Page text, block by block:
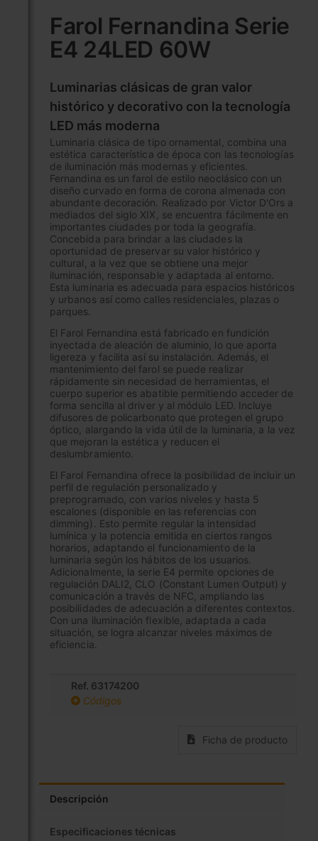
Farol Fernandina Serie
E4 24LED 60W
Luminarias clásicas de gran valor
histórico y decorativo con la tecnología
LED más moderna
Luminaria clásica de tipo ornamental, combina una
estética característica de época con las tecnologías
de iluminación más modernas y eficientes.
Fernandina es un farol de estilo neoclásico con un
diseño curvado en forma de corona almenada con
abundante decoración. Realizado por Victor D'Ors a
mediados del siglo XIX, se encuentra fácilmente en
importantes ciudades por toda la geografía.
Concebida para brindar a las ciudades la
oportunidad de preservar su valor histórico y
cultural, a la vez que se obtiene una mejor
iluminación, responsable y adaptada al entorno.
Esta luminaria es adecuada para espacios históricos
y urbanos así como calles residenciales, plazas o
parques.
El Farol Fernandina está fabricado en fundición
inyectada de aleación de aluminio, lo que aporta
ligereza y facilita así su instalación. Además, el
mantenimiento del farol se puede realizar
rápidamente sin necesidad de herramientas, el
cuerpo superior es abatible permitiendo acceder de
forma sencilla al driver y al módulo LED. Incluye
difusores de policarbonato que protegen el grupo
óptico, alargando la vida útil de la luminaria, a la vez
que mejoran la estética y reducen el
deslumbramiento.
El Farol Fernandina ofrece la posibilidad de incluir un
perfil de regulación personalizado y
preprogramado, con varios niveles y hasta 5
escalones (disponible en las referencias con
dimming). Esto permite regular la intensidad
lumínica y la potencia emitida en ciertos rangos
horarios, adaptando el funcionamiento de la
luminaria según los hábitos de los usuarios.
Adicionalmente, la serie E4 permite opciones de
regulación DALI2, CLO (Constant Lumen Output) y
comunicación a través de NFC, ampliando las
posibilidades de adecuación a diferentes contextos.
Con una iluminación flexible, adaptada a cada
situación, se logra alcanzar niveles máximos de
eficiencia.
Ref. 63174200
Códigos
Ficha de producto
comienzo
de
la
de
imágenes
Descripción
Especificaciones técnicas